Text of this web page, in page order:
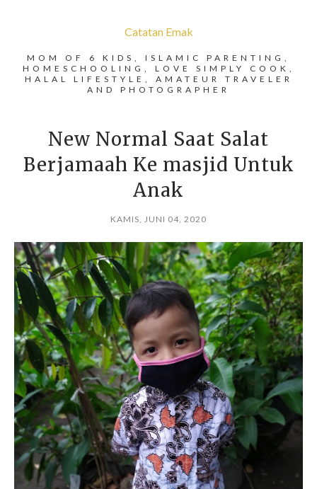
Catatan Emak
MOM OF 6 KIDS, ISLAMIC PARENTING,
HOMESCHOOLING, LOVE SIMPLY COOK,
HALAL LIFESTYLE, AMATEUR TRAVELER
AND PHOTOGRAPHER
New Normal Saat Salat
Berjamaah Ke masjid Untuk
Anak
KAMIS, JUNI 04, 2020